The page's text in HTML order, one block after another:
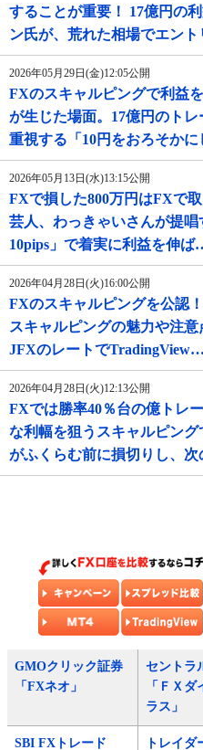
することが重要！ 17億円の
ン氏が、荒れた相場でエン
2026年05月29日(金)12:05公開
FXのスキャルピングで利益
が生じた場面。17億円のト
重視する「10円をおろそか
2026年05月13日(水)13:15公開
FXで損した800万円はFXで
芸人、わっきゃいさんが提
10pips」で着実に利益を伸ば
2026年04月28日(火)16:00公開
FXのスキャルピングを公認
スキャルピングの魅力や注
JFXのレートでTradingView…
2026年04月28日(火)12:13公開
FXでは勝率40％台の億トレ
な利幅を狙うスキャルピン
がふくらむ前に損切りし、
GMOクリック証券
「FXネオ」
セントラ
「ＦＸ
ラス」
SBI FXトレード
トレイダ